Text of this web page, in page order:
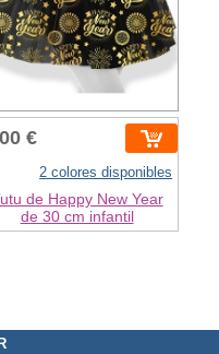
€
2 colores disponibles
de Happy New Year
de 30 cm infantil